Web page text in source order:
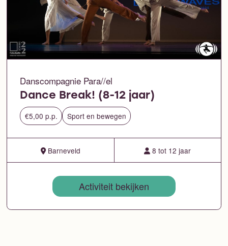
Danscompagnie Para//el
Dance Break! (8-12 jaar)
€5,00 p.p. Sport en bewegen
Barneveld 8 tot 12 jaar
Activiteit bekijken